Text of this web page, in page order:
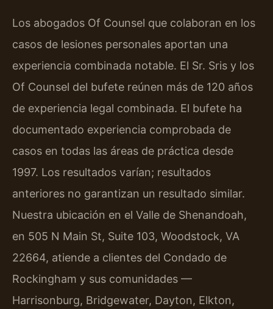
Los abogados Of Counsel que colaboran en los
casos de lesiones personales aportan una
experiencia combinada notable. El Sr. Sris y los
Of Counsel del bufete reúnen más de 120 años
de experiencia legal combinada. El bufete ha
documentado experiencia comprobada de
casos en todas las áreas de práctica desde
1997. Los resultados varían; resultados
anteriores no garantizan un resultado similar.
Nuestra ubicación en el Valle de Shenandoah,
en 505 N Main St, Suite 103, Woodstock, VA
22664, atiende a clientes del Condado de
Rockingham y sus comunidades —
Harrisonburg, Bridgewater, Dayton, Elkton,